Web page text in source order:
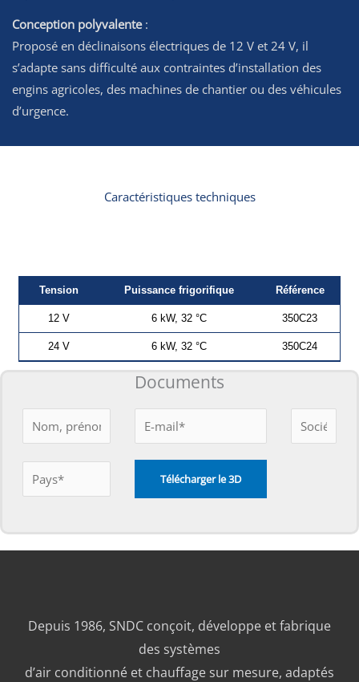
Conception polyvalente:
Proposé en déclinaisons électriques de 12 V et 24 V, il
s’adapte sans difficulté aux contraintes d’installation des
engins agricoles, des machines de chantier ou des véhicules
d’urgence.
Caractéristiques techniques
Tension Puissance frigorifique Référence
12 V 6 kW, 32 °C 350C23
24 V 6 kW, 32 °C 350C24
Documents
Depuis 1986, SNDC conçoit, développe et fabrique
des systèmes
d’air conditionné et chauffage sur mesure, adaptés